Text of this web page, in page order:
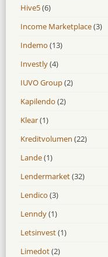
Hive5(6)
Income Marketplace(3)
Indemo (13)
Investly(4)
IUVO Group(2)
Kapilendo (2)
Klear(1)
Kreditvolumen (22)
Lande(1)
Lendermarket(32)
Lendico (3)
Lenndy(1)
Letsinvest(1)
Limedot(2)